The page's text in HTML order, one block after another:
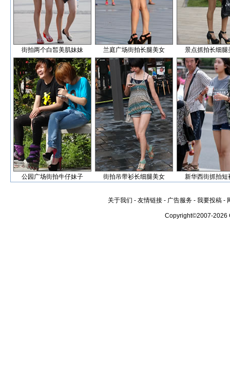
街拍两个白皙美肌妹妹 兰庭广场街拍长腿美女 景点抓拍长细腿
公园广场街拍牛仔妹子 街拍吊带衫长细腿美女 新华西街抓拍短
关于我们 - 友情链接 - 广告服务 - 我要投稿 -
Copyright©2007-2026